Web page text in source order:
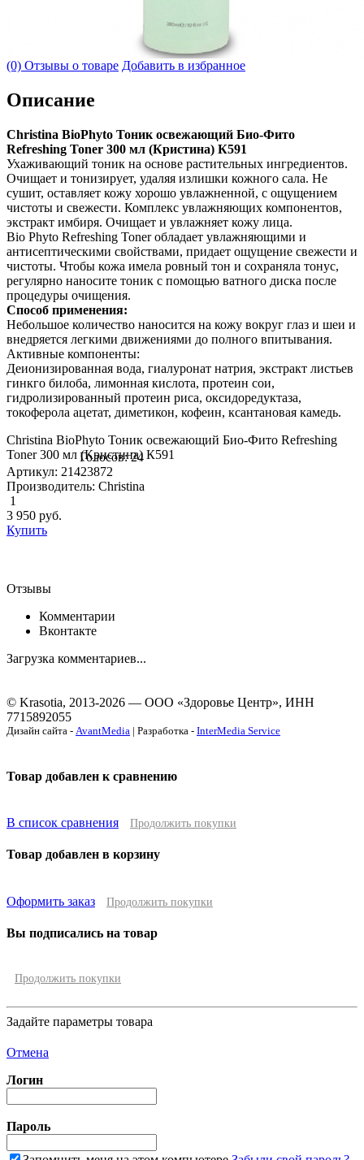
(0) Отзывы о товаре Добавить в избранное
Описание
Christina BioPhyto Тоник освежающий Био-Фито
Refreshing Toner 300 мл (Кристина) К591
Ухаживающий тоник на основе растительных ингредиентов.
Очищает и тонизирует, удаляя излишки кожного сала. Не
сушит, оставляет кожу хорошо увлажненной, с ощущением
чистоты и свежести. Комплекс увлажняющих компонентов,
экстракт имбиря. Очищает и увлажняет кожу лица.
Bio Phyto Refreshing Toner обладает увлажняющими и
антисептическими свойствами, придает ощущение свежести и
чистоты. Чтобы кожа имела ровный тон и сохраняла тонус,
регулярно наносите тоник с помощью ватного диска после
процедуры очищения.
Способ применения:
Небольшое количество наносится на кожу вокруг глаз и шеи и
внедряется легкими движениями до полного впитывания.
Активные компоненты:
Деионизированная вода, гиалуронат натрия, экстракт листьев
гинкго билоба, лимонная кислота, протеин сои,
гидролизированный протеин риса, оксидоредуктаза,
токоферола ацетат, диметикон, кофеин, ксантановая камедь.
Christina BioPhyto Тоник освежающий Био-Фито Refreshing
Toner 300 мл (Кристина) К591
Голосов: 24
Артикул: 21423872
Производитель: Christina
1
3 950 руб.
Купить
Отзывы
Комментарии
Вконтакте
Загрузка комментариев...
© Krasotia, 2013-2026 — ООО «Здоровье Центр», ИНН
7715892055
Дизайн сайта - AvantMedia | Разработка - InterMedia Service
Товар добавлен к сравнению
В список сравнения Продолжить покупки
Товар добавлен в корзину
Оформить заказ Продолжить покупки
Вы подписались на товар
Продолжить покупки
Задайте параметры товара
Отмена
Логин
Пароль